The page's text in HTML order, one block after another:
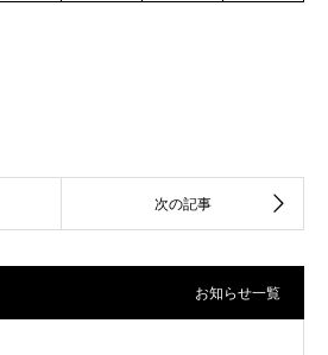
お知らせ一覧